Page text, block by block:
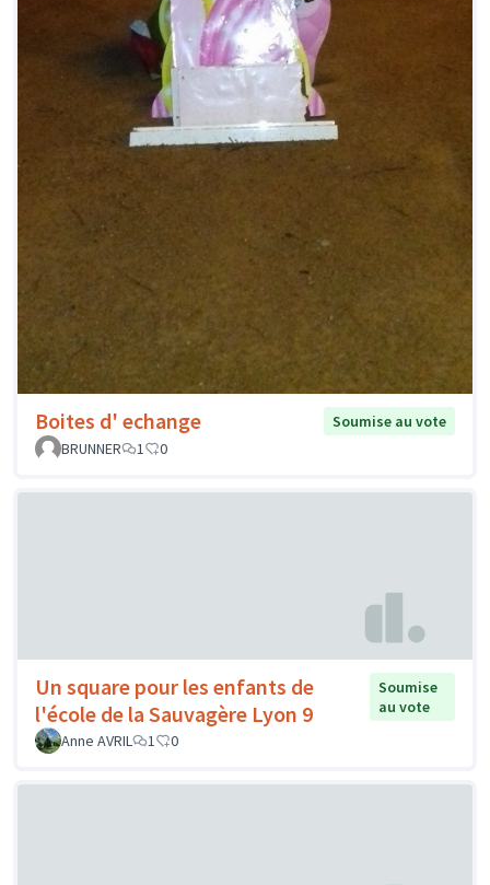
Boites d' echange
Soumise au vote
BRUNNER
1 0
Un square pour les enfants de
l'école de la Sauvagère Lyon 9
Soumise
au vote
Anne AVRIL
1 0